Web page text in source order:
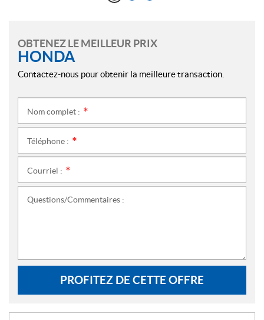
OBTENEZ LE MEILLEUR PRIX
HONDA
Contactez-nous pour obtenir la meilleure transaction.
Nom complet :
Téléphone :
Courriel :
Questions/Commentaires :
PROFITEZ DE CETTE OFFRE